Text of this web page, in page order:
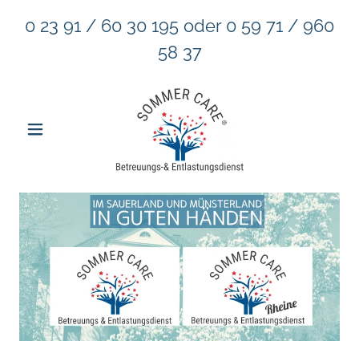
0 23 91 / 60 30 195 oder 0 59 71 / 960
58 37